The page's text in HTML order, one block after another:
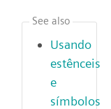
Usando
estênceis
e
símbolos
See also